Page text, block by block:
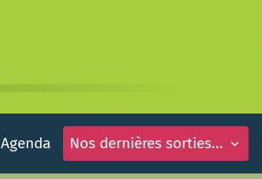
Agenda Nos dernières sorties...